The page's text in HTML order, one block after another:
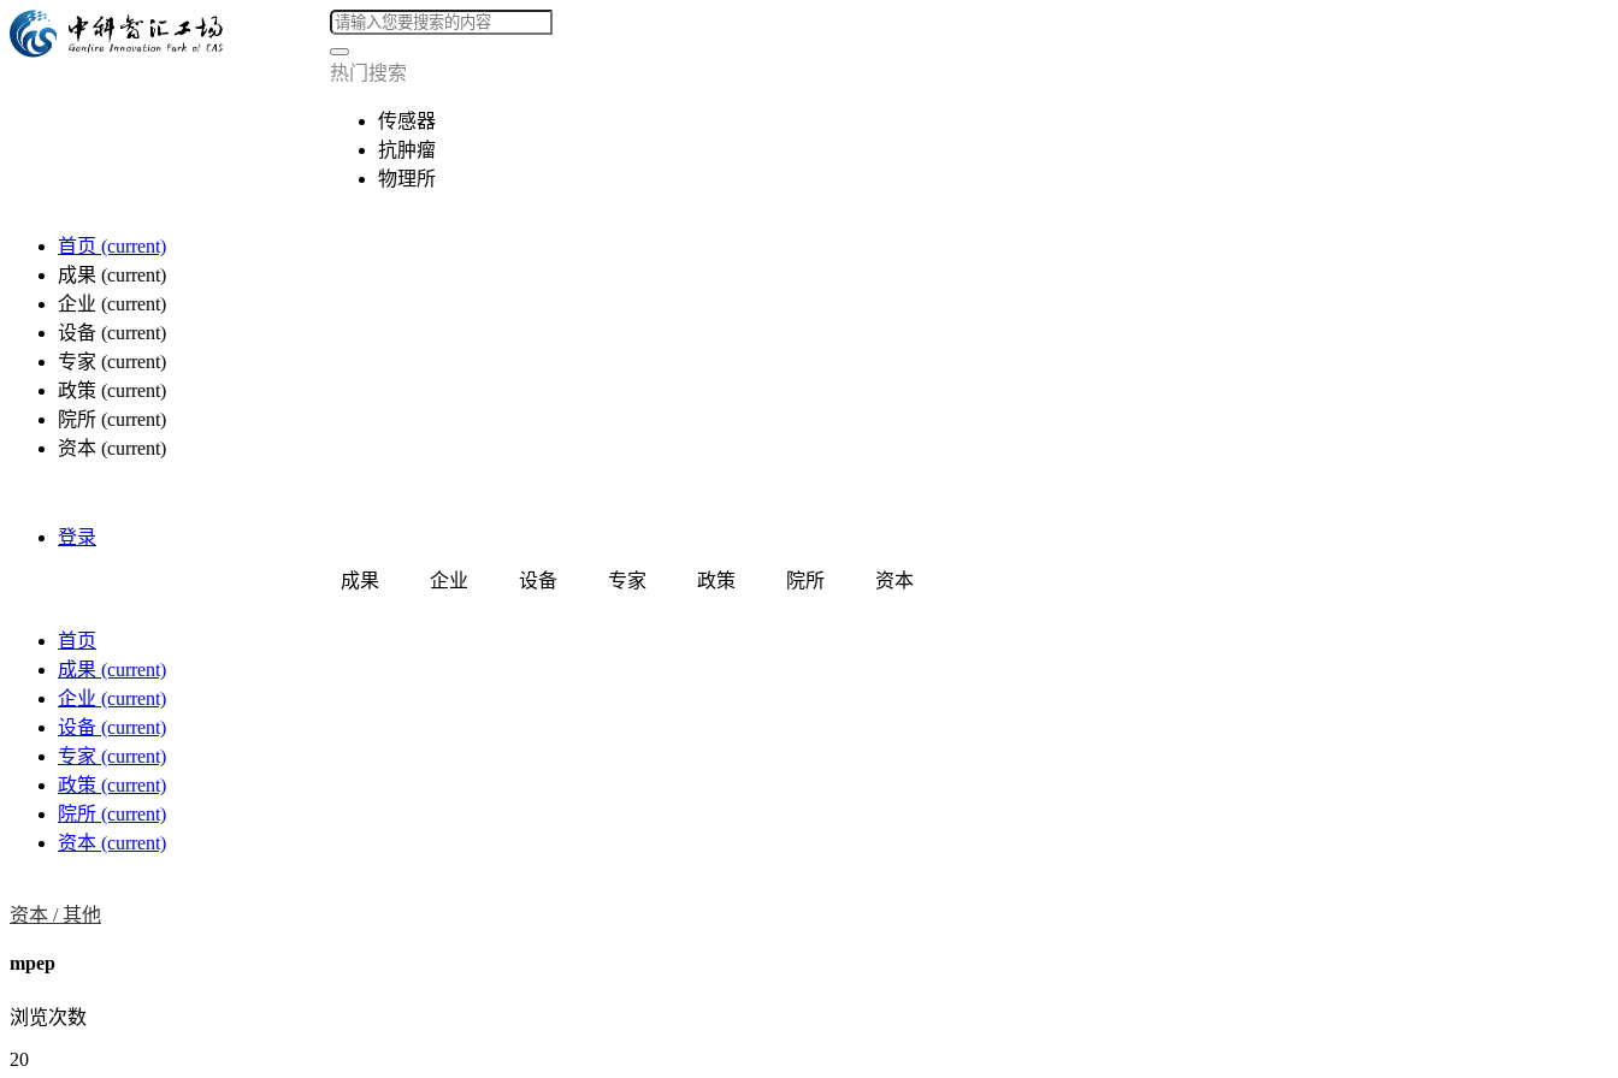
热门搜索
传感器
抗肿瘤
物理所
首页 (current)
成果 (current)
企业 (current)
设备 (current)
专家 (current)
政策 (current)
院所 (current)
资本 (current)
登录
成果 企业 设备 专家 政策 院所 资本
首页
成果 (current)
企业 (current)
设备 (current)
专家 (current)
政策 (current)
院所 (current)
资本 (current)
资本 /其他
mpep
浏览次数
20